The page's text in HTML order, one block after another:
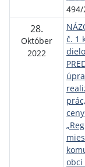
494/
28.
Október
2022
č. 1
obci